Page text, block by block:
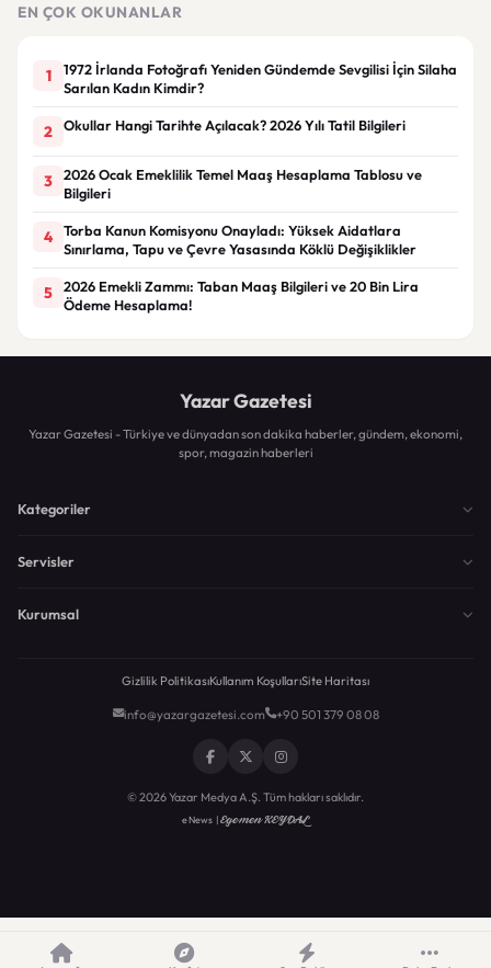
EN ÇOK OKUNANLAR
1
1972 İrlanda Fotoğrafı Yeniden Gündemde Sevgilisi İçin Silaha
Sarılan Kadın Kimdir?
2 Okullar Hangi Tarihte Açılacak? 2026 Yılı Tatil Bilgileri
3
2026 Ocak Emeklilik Temel Maaş Hesaplama Tablosu ve
Bilgileri
4
Torba Kanun Komisyonu Onayladı: Yüksek Aidatlara
Sınırlama, Tapu ve Çevre Yasasında Köklü Değişiklikler
5
2026 Emekli Zammı: Taban Maaş Bilgileri ve 20 Bin Lira
Ödeme Hesaplama!
Yazar Gazetesi
Yazar Gazetesi - Türkiye ve dünyadan son dakika haberler, gündem, ekonomi,
spor, magazin haberleri
Kategoriler
Servisler
Kurumsal
Gizlilik PolitikasıKullanım KoşullarıSite Haritası
info@yazargazetesi.com +90 501 379 08 08
© 2026 Yazar Medya A.Ş. Tüm hakları saklıdır.
eNews |Egemen KEYDAL